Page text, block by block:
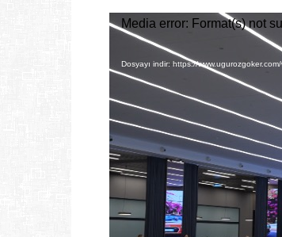
Video
oynatıcı
Media error: Format(s) not
Dosyayı indir: https://